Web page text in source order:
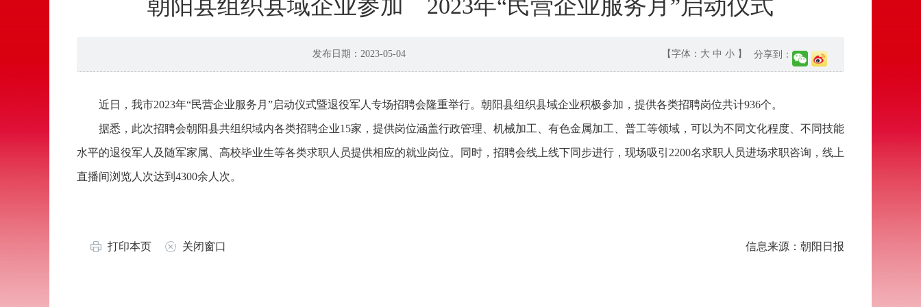
朝阳县组织县域企业参加 2023年“民营企业服务月”启动仪式
发布日期：2023-05-04 【字体： 大 中 小 】 分享到：
近日，我市2023年“民营企业服务月”启动仪式暨退役军人专场招聘会隆重举行。朝阳县组织县域企业积极参加，提供各类招聘岗位共计936个。
据悉，此次招聘会朝阳县共组织域内各类招聘企业15家，提供岗位涵盖行政管理、机械加工、有色金属加工、普工等领域，可以为不同文化程度、不同技能
水平的退役军人及随军家属、高校毕业生等各类求职人员提供相应的就业岗位。同时，招聘会线上线下同步进行，现场吸引2200名求职人员进场求职咨询，线上
直播间浏览人次达到4300余人次。
打印本页 关闭窗口 信息来源：朝阳日报